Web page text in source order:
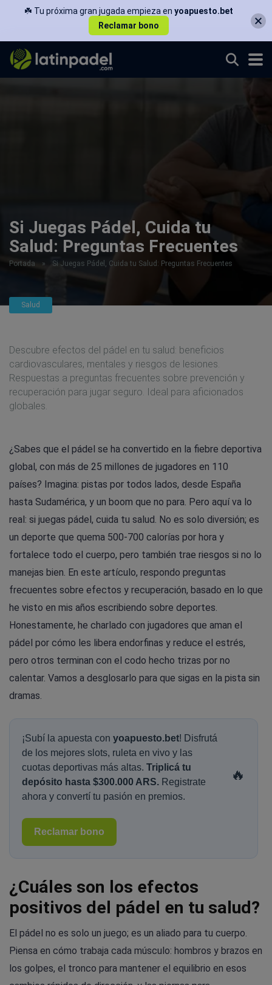
Si Juegas Pádel, Cuida tu
Salud: Preguntas Frecuentes
Portada » Si Juegas Pádel, Cuida tu Salud: Preguntas Frecuentes
Salud
Descubre efectos del pádel en tu salud: beneficios
cardiovasculares, mentales y riesgos de lesiones.
Respuestas a preguntas frecuentes sobre prevención y
recuperación para jugar seguro. Ideal para aficionados
globales.
¿Sabes que el pádel se ha convertido en la fiebre deportiva
global, con más de 25 millones de jugadores en 110
países? Imagina: pistas por todos lados, desde España
hasta Sudamérica, y un boom que no para. Pero aquí va lo
real: si juegas pádel, cuida tu salud. No es solo diversión; es
un deporte que quema 500-700 calorías por hora y
fortalece todo el cuerpo, pero también trae riesgos si no lo
manejas bien. En este artículo, respondo preguntas
frecuentes sobre efectos y recuperación, basado en lo que
he visto en mis años escribiendo sobre deportes.
Honestamente, he charlado con jugadores que aman el
pádel por cómo les libera endorfinas y reduce el estrés,
pero otros terminan con el codo hecho trizas por no
calentar. Vamos a desglosarlo para que sigas en la pista sin
dramas.
¡Subí la apuesta con yoapuesto.bet! Disfrutá
de los mejores slots, ruleta en vivo y las
cuotas deportivas más altas. Triplicá tu
depósito hasta $300.000 ARS. Registrate
ahora y convertí tu pasión en premios.
🔥
Reclamar bono
¿Cuáles son los efectos
positivos del pádel en tu salud?
El pádel no es solo un juego; es un aliado para tu cuerpo.
Piensa en cómo trabaja cada músculo: hombros y brazos en
los golpes, el tronco para mantener el equilibrio en esos
☘️ Tu próxima gran jugada empieza en yoapuesto.bet
Reclamar bono